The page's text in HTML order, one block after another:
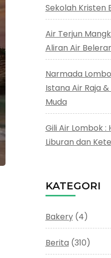
Sekolah Kristen
Air Terjun
Aliran Air
Narmada
Istana Air Raja
Muda
Gili Air Lombok
Liburan dan
KATEGORI
Bakery(4)
Berita (310)